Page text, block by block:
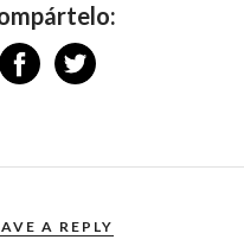
A REPLY